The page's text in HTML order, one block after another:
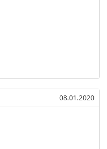
08.01.2020